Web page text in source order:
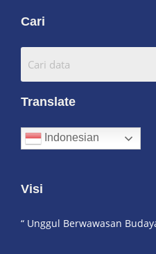
Visi
“ Unggul Berwawasan
Cari
Translate
Indonesian